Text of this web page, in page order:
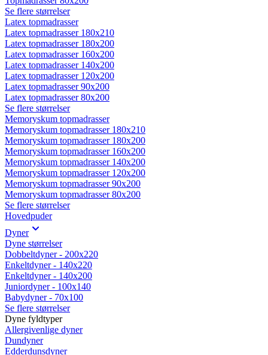
Se flere størrelser
Latex topmadrasser
Latex topmadrasser 180x210
Latex topmadrasser 180x200
Latex topmadrasser 160x200
Latex topmadrasser 140x200
Latex topmadrasser 120x200
Latex topmadrasser 90x200
Latex topmadrasser 80x200
Se flere størrelser
Memoryskum topmadrasser
Memoryskum topmadrasser 180x210
Memoryskum topmadrasser 180x200
Memoryskum topmadrasser 160x200
Memoryskum topmadrasser 140x200
Memoryskum topmadrasser 120x200
Memoryskum topmadrasser 90x200
Memoryskum topmadrasser 80x200
Se flere størrelser
Hovedpuder
Dyner
Dyne størrelser
Dobbeltdyner - 200x220
Enkeltdyner - 140x220
Enkeltdyner - 140x200
Juniordyner - 100x140
Babydyner - 70x100
Se flere størrelser
Dyne fyldtyper
Allergivenlige dyner
Dundyner
Edderdunsdyner